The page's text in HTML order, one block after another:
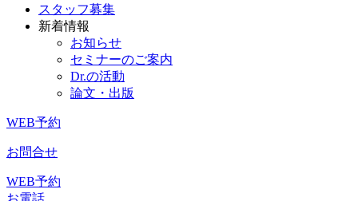
スタッフ募集
新着情報
お知らせ
セミナーのご案内
Dr.の活動
論文・出版
WEB予約
お問合せ
WEB予約
お電話